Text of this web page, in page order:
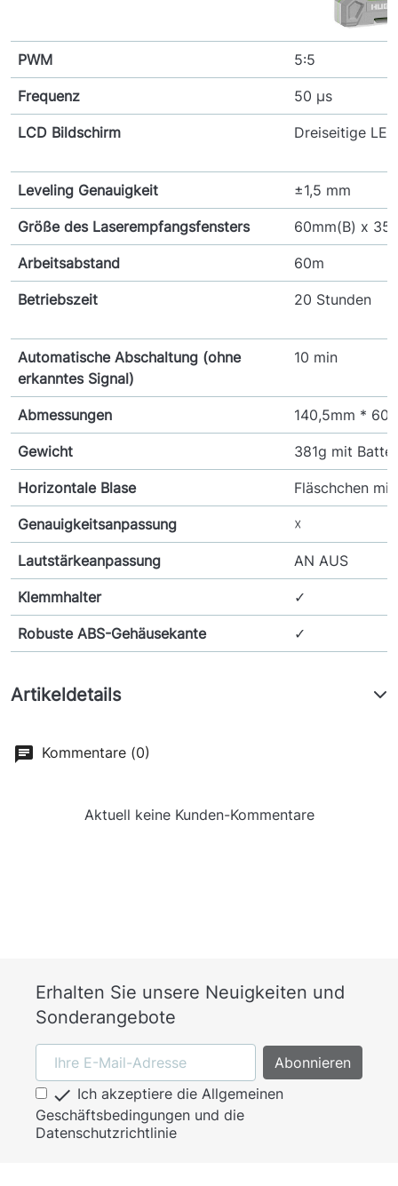
PWM 5:5
Frequenz 50 μs
LCD Bildschirm Dreiseitige
Leveling Genauigkeit ±1,5 mm
Größe des Laserempfangsfensters 60mm(B) x
Arbeitsabstand 60m
Betriebszeit 20 Stunden
Automatische Abschaltung (ohne
erkanntes Signal)
10 min
Abmessungen 140,5mm *
Gewicht 381g mit
Horizontale Blase Fläschchen
Genauigkeitsanpassung ☓
Lautstärkeanpassung AN AUS
Klemmhalter ✓
Robuste ABS-Gehäusekante ✓
Artikeldetails
Kommentare (0)
Aktuell keine Kunden-Kommentare
Erhalten Sie unsere Neuigkeiten und
Sonderangebote
 Ich akzeptiere die Allgemeinen
Geschäftsbedingungen und die
Datenschutzrichtlinie